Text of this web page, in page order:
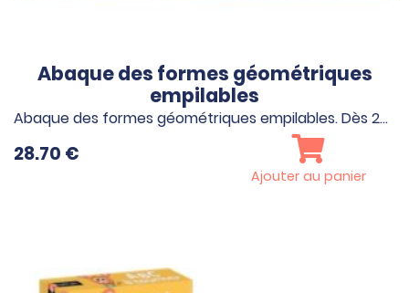
Abaque des formes géométriques
empilables
Abaque des formes géométriques empilables. Dès 2…
28.70 €
Ajouter au panier